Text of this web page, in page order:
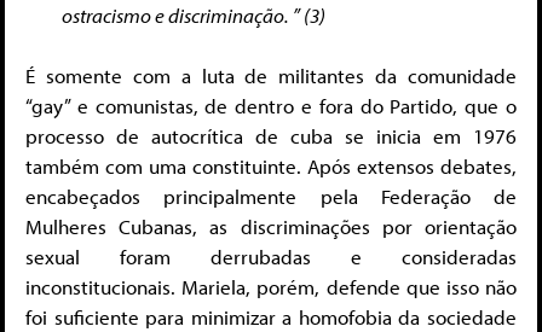
ostracismo e discriminação. ” (3)
É somente com a luta de militantes da comunidade
“gay” e comunistas, de dentro e fora do Partido, que o
processo de autocrítica de cuba se inicia em 1976
também com uma constituinte. Após extensos debates,
encabeçados principalmente pela Federação de
Mulheres Cubanas, as discriminações por orientação
sexual foram derrubadas e consideradas
inconstitucionais. Mariela, porém, defende que isso não
foi suficiente para minimizar a homofobia da sociedade